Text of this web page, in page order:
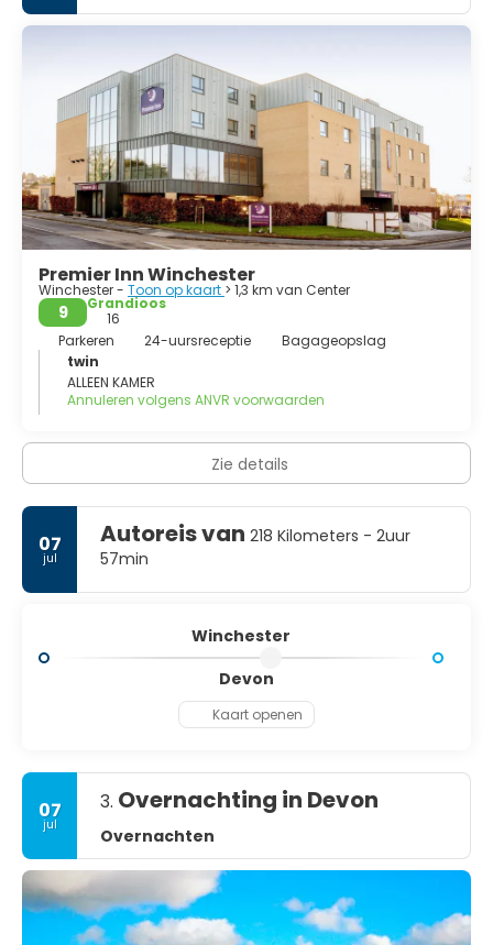
Premier Inn Winchester
Winchester - Toon op kaart > 1,3 km van Center
9
Grandioos
16
Parkeren
24-uursreceptie
Bagageopslag
twin
ALLEEN KAMER
Annuleren volgens ANVR voorwaarden
Zie details
07
jul
Autoreis van 218 Kilometers - 2uur
57min
Winchester
Devon
Kaart openen
07
jul
3. Overnachting in Devon
Overnachten